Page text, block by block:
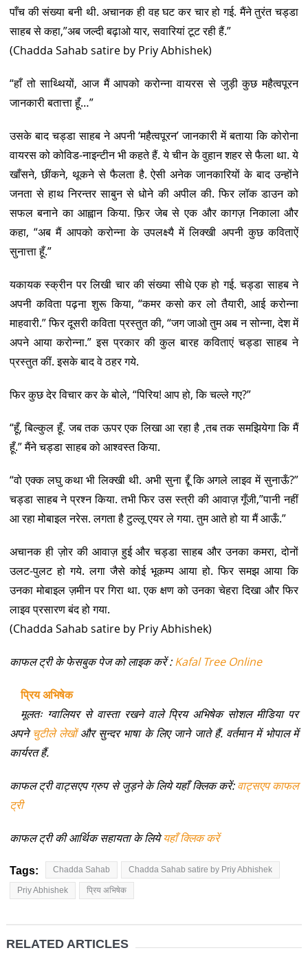
पाँच की संख्या बनी थी. अचानक ही वह घट कर चार हो गई. मैंने तुरंत चड्डा
साहब से कहा,”अब जल्दी बढ़ाओ यार, सवारियां टूट रही हैं.”
(Chadda Sahab satire by Priy Abhishek)
“हाँ तो साथ्थियों, आज मैं आपको करोन्ना वायरस से जुड़ी कुछ महैत्वपूरन
जानकारी बतात्ता हूँ…”
उसके बाद चड्डा साहब ने अपनी ‘महैत्वपूरन’ जानकारी में बताया कि कोरोना
वायरस को कोविड-नाइन्टीन भी कहते हैं. ये चीन के वुहान शहर से फैला था. ये
खाँसने, छींकने, थूकने से फैलता है. ऐसी अनेक जानकारियों के बाद उन्होंने
जनता से हाथ निरन्तर साबुन से धोने की अपील की. फिर लॉक डाउन को
सफल बनाने का आह्वान किया. फ़िर जेब से एक और कागज़ निकाला और
कहा, “अब मैं आपको करोन्ना के उपलक्ष्यै में लिक्खी अपनी कुछ कविताऐं
सुनात्ता हूँ.”
यकायक स्क्रीन पर लिखी चार की संख्या सीधे एक हो गई. चड्डा साहब ने
अपनी कविता पढ़ना शुरू किया, “कमर कसो कर लो तैयारी, आई करोन्ना
माहवारी.” फिर दूसरी कविता प्रस्तुत की, “जग जाओ तुम अब न सोन्ना, देश में
अपने आया करोन्ना.” इस प्रकार की कुल बारह कविताएं चड्डा साहब ने
प्रस्तुत कीं. इसके बाद वे ठहर गये.
फिर कुछ देर विचार कर के बोले, “पिरिय! आप हो, कि चल्ले गए?”
“हूँ, बिल्कुल हूँ. जब तक ऊपर एक लिखा आ रहा है ,तब तक समझियेगा कि मैं
हूँ.” मैंने चड्डा साहब को आश्वस्त किया.
“वो एक्क लघु कथा भी लिक्खी थी. अभी सुना द्दूँ कि अगले लाइव में सुनाऊँ?”
चड्डा साहब ने प्रश्न किया. तभी फिर उस स्त्री की आवाज़ गूँजी,”पानी नहीं
आ रहा मोबाइल नरेस. लगता है टुल्लू एयर ले गया. तुम आते हो या मैं आऊँ.”
अचानक ही ज़ोर की आवाज़ हुई और चड्डा साहब और उनका कमरा, दोनों
उलट-पुलट हो गये. लगा जैसे कोई भूकम्प आया हो. फिर समझ आया कि
उनका मोबाइल ज़मीन पर गिरा था. एक क्षण को उनका चेहरा दिखा और फिर
लाइव प्रसारण बंद हो गया.
(Chadda Sahab satire by Priy Abhishek)
काफल ट्री के फेसबुक पेज को लाइक करें :Kafal Tree Online
प्रिय अभिषेक
मूलतः ग्वालियर से वास्ता रखने वाले प्रिय अभिषेक सोशल मीडिया पर
अपनेचुटीले लेखोंऔर सुन्दर भाषा के लिए जाने जाते हैं. वर्तमान में भोपाल में
कार्यरत हैं.
काफल ट्री वाट्सएप ग्रुप से जुड़ने के लिये यहाँ क्लिक करें:वाट्सएप काफल
ट्री
काफल ट्री की आर्थिक सहायता के लियेयहाँ क्लिक करें
Tags: Chadda Sahab Chadda Sahab satire by Priy Abhishek
Priy Abhishek प्रिय अभिषेक
RELATED ARTICLES